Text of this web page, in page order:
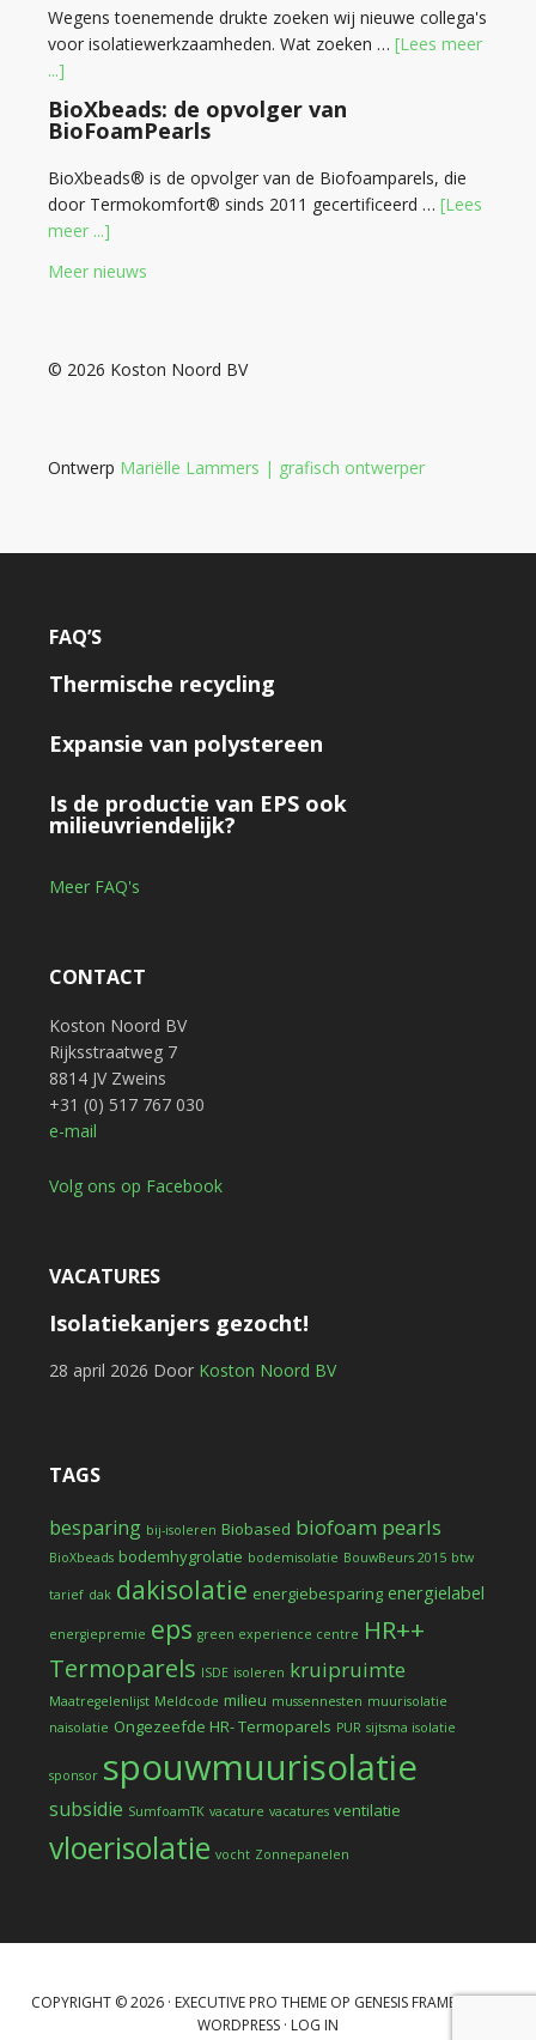
Wegens toenemende drukte zoeken wij nieuwe collega's
voor isolatiewerkzaamheden. Wat zoeken … [Lees meer
...]
BioXbeads: de opvolger van
BioFoamPearls
BioXbeads® is de opvolger van de Biofoamparels, die
door Termokomfort® sinds 2011 gecertificeerd … [Lees
meer ...]
Meer nieuws
© 2026 Koston Noord BV
Ontwerp Mariëlle Lammers | grafisch ontwerper
FAQ’S
Thermische recycling
Expansie van polystereen
Is de productie van EPS ook
milieuvriendelijk?
Meer FAQ's
CONTACT
Koston Noord BV
Rijksstraatweg 7
8814 JV Zweins
+31 (0) 517 767 030
e-mail
Volg ons op Facebook
VACATURES
Isolatiekanjers gezocht!
28 april 2026 Door Koston Noord BV
TAGS
besparing bij-isoleren Biobased biofoam pearls
BioXbeads bodemhygrolatie bodemisolatie BouwBeurs 2015 btw
tarief dak dakisolatie energiebesparing energielabel
energiepremie eps green experience centre HR++
Termoparels ISDE isoleren kruipruimte
Maatregelenlijst Meldcode milieu mussennesten muurisolatie
naisolatie Ongezeefde HR- Termoparels PUR sijtsma isolatie
sponsor spouwmuurisolatie
subsidie SumfoamTK vacature vacatures ventilatie
vloerisolatie vocht Zonnepanelen
COPYRIGHT © 2026 · EXECUTIVE PRO THEME OP GENESIS FRAMEWORK·
WORDPRESS · LOG IN